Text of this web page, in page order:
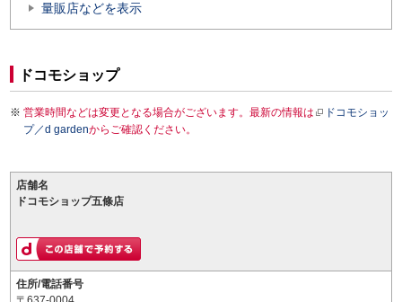
量販店などを表示
ドコモショップ
営業時間などは変更となる場合がございます。最新の情報は
ドコモショッ
プ／d gardenからご確認ください。
店舗名
ドコモショップ五條店
住所/電話番号